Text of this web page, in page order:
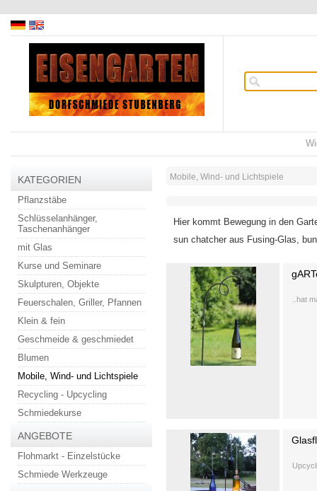
KATEGORIEN
Pflanzstäbe
Schlüsselanhänger,
Taschenanhänger
mit Glas
Kurse und Seminare
Skulpturen, Objekte
Feuerschalen, Griller, Pfannen
Klein & fein
Geschmeide & geschmiedet
Blumen
Mobile, Wind- und Lichtspiele
Recycling - Upcycling
Schmiedekurse
ANGEBOTE
Flohmarkt - Einzelstücke
Schmiede Werkzeuge
Mobile, Wind- und Lichtspiele
Hier kommt Bewegung in den
sun chatcher aus Fusing-Glas,
..hat